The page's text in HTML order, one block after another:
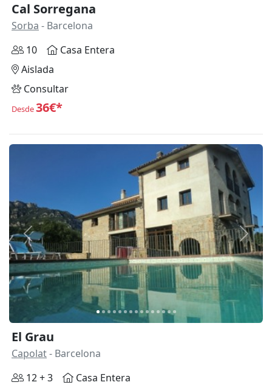
Cal Sorregana
Sorba - Barcelona
10
Casa Entera
Aislada
Consultar
Desde36€*
Anterior
El Grau
Capolat- Barcelona
12 + 3
Casa Entera